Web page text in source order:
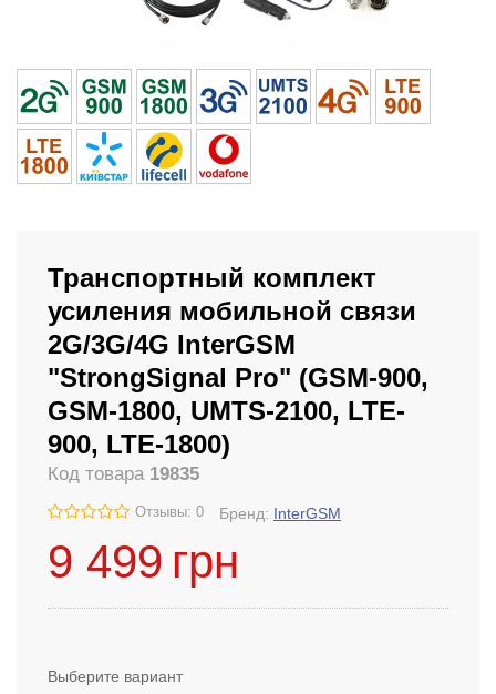
Транспортный комплект
усиления мобильной связи
2G/3G/4G InterGSM
"StrongSignal Pro" (GSM-900,
GSM-1800, UMTS-2100, LTE-
900, LTE-1800)
Код товара 19835
Отзывы: 0 Бренд: InterGSM
9 499 грн
Выберите вариант